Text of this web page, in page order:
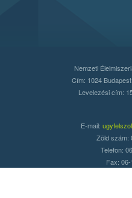
Nemzeti
Cím: 1024
Levelezési cím:
E-mail:
Zöld szám:
Telefon:
Fax: